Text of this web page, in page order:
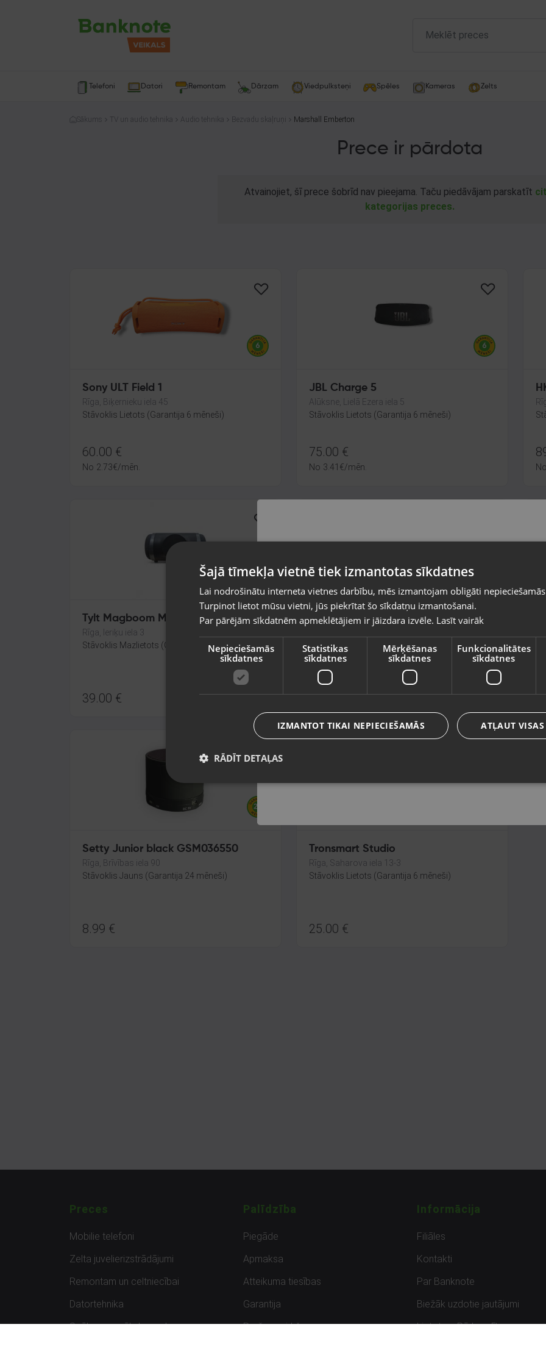
Telefoni Datori Remontam Dārzam Viedpulksteņi Spēles Kameras Zelts
Sākums TV un audio tehnika Audio tehnika Bezvadu skaļruņi Marshall Emberton
Prece ir pārdota
Atvainojiet, šī prece šobrīd nav pieejama. Taču piedāvājam parskatīt
kategorijas preces.
Sony ULT Field 1
Rīga, Biķernieku iela 45
Stāvoklis Lietots (Garantija 6 mēneši)
60.00 €
No 2.73€/mēn.
JBL Charge 5
Alūksne, Lielā Ezera iela 5
Stāvoklis Lietots (Garantija 6 mēneši)
75.00 €
No 3.41 €/mēn. No
Tylt Magboom MagSafe
Rīga, Ieriķu iela 3
Stāvoklis Mazlietots (Garantija 12 mēneši)
39.00 €
Earfun Uboom L SP300
Stāvoklis Lietots (Garantija 6 mēneši)
32.00€
Setty Junior black GSM036550
Rīga, Brīvības iela 90
Stāvoklis Jauns (Garantija 24 mēneši)
8.99 €
Tronsmart Studio
Rīga, Saharova iela 13-3
Stāvoklis Lietots (Garantija 6 mēneši)
25.00 €
Preces
Mobilie telefoni
Zelta juvelierizstrādājumi
Remontam un celtniecībai
Datortehnika
Spēles un spēļu konsoles
Palīdzība
Piegāde
Apmaksa
Atteikuma tiesības
Garantija
Preču uzpirkšana
Informācija
Filiāles
Kontakti
Par Banknote
Biežāk uzdotie jautājumi
Lietots – Pārbaudīts
valsti
Vietnes saturs būs attēlots izvēlētajā valodā
Valsts
Valoda
Latviešu / Latvian
Šajā tīmekļa vietnē tiek izmantotas sīkdatnes
Lai nodrošinātu interneta vietnes darbību, mēs izmantojam obligāti
Turpinot lietot mūsu vietni, jūs piekrītat šo sīkdatņu izmantošanai.
Par pārējām sīkdatnēm apmeklētājiem ir jāizdara izvēle. Lasīt vairāk
Nepieciešamās
sīkdatnes
Statistikas
sīkdatnes
Mērķēšanas
sīkdatnes
Funkcionalitātes
sīkdatnes
ATĻAUT
IZMANTOT TIKAI NEPIECIEŠAMĀS
RĀDĪT DETAĻAS